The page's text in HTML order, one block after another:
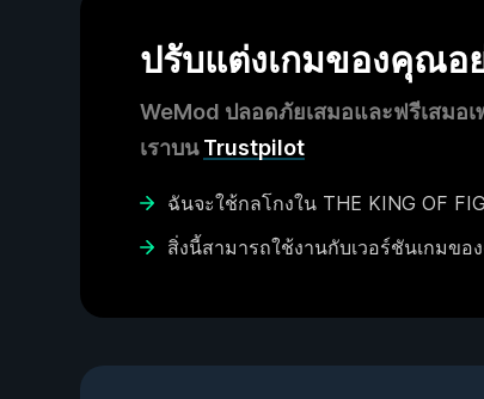
ปรับแต่งเกมของคุณอ
WeMod ปลอดภัยเสมอและฟรีเสมอ
เราบนTrustpilot
ฉันจะใช้กลโกงใน THE KING OF
สิ่งนี้สามารถใช้งานกับเวอร์ชันเกมขอ